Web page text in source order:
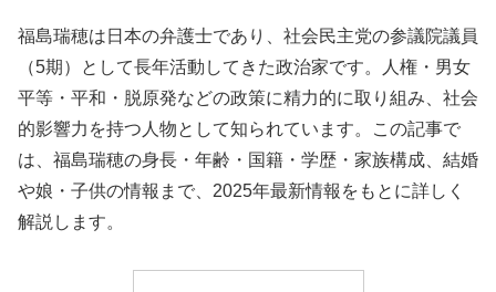
福島瑞穂は日本の弁護士であり、社会民主党の参議院議員
（5期）として長年活動してきた政治家です。人権・男女
平等・平和・脱原発などの政策に精力的に取り組み、社会
的影響力を持つ人物として知られています。この記事で
は、福島瑞穂の身長・年齢・国籍・学歴・家族構成、結婚
や娘・子供の情報まで、2025年最新情報をもとに詳しく
解説します。